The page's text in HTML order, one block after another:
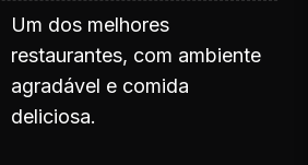
Um dos melhores
restaurantes, com ambiente
agradável e comida
deliciosa.